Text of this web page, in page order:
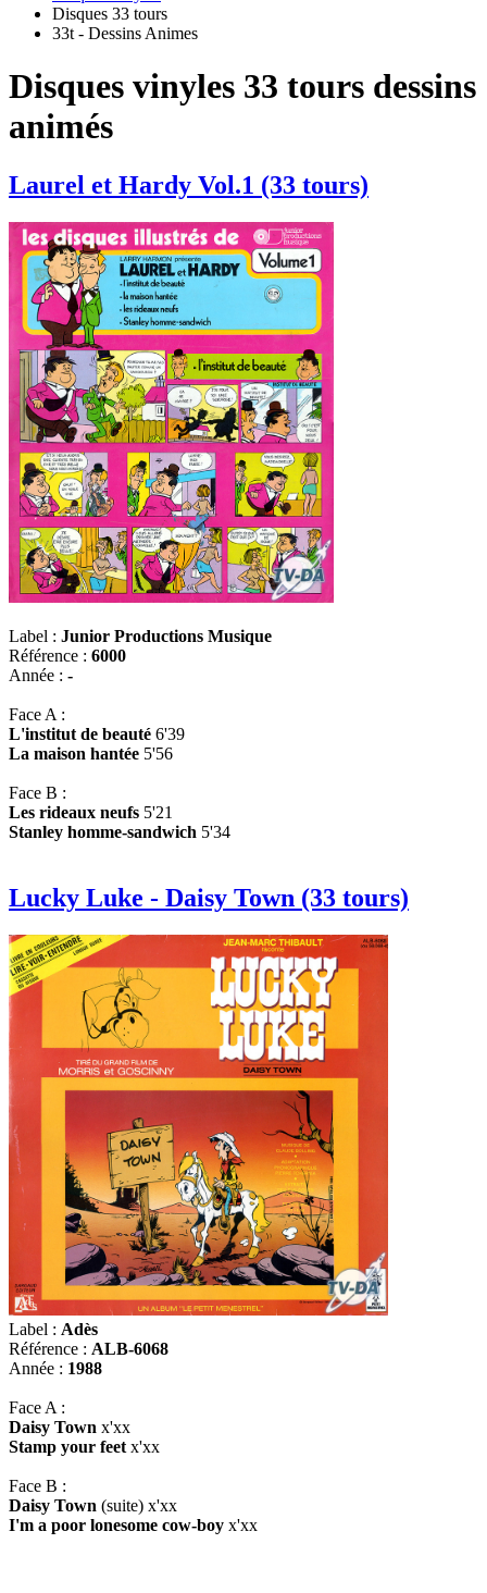
Disques 33 tours
33t - Dessins Animes
Disques vinyles 33 tours dessins
animés
Laurel et Hardy Vol.1 (33 tours)
Label : Junior Productions Musique
Référence : 6000
Année : -
Face A :
L'institut de beauté 6'39
La maison hantée 5'56
Face B :
Les rideaux neufs 5'21
Stanley homme-sandwich 5'34
Lucky Luke - Daisy Town (33 tours)
Label : Adès
Référence : ALB-6068
Année : 1988
Face A :
Daisy Town x'xx
Stamp your feet x'xx
Face B :
Daisy Town (suite) x'xx
I'm a poor lonesome cow-boy x'xx